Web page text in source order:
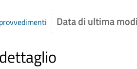
Data di ultima